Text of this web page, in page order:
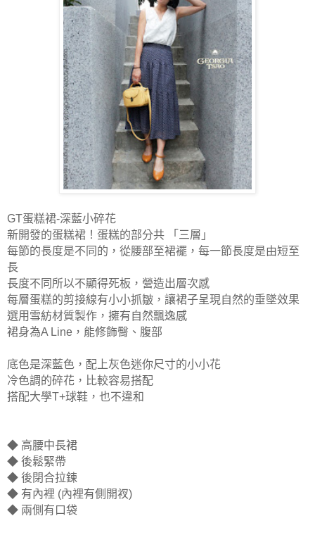
GT蛋糕裙-深藍小碎花
新開發的蛋糕裙！ 蛋糕的部分共 「 三層」
每節的長度是不同的，從腰部至裙襬，每一節長度是由短至
長
長度不同所以不顯得死板，營造出層次感
每層蛋糕的剪接線有小小抓皺，讓裙子呈現自然的垂墜效果
選用雪紡材質製作，擁有自然飄逸感
裙身為A Line，能修飾臀、腹部
底色是深藍色，配上灰色迷你尺寸的小小花
冷色調的碎花，比較容易搭配
搭配大學T+球鞋，也不違和
◆ 高腰中長裙
◆ 後鬆緊帶
◆ 後閉合拉鍊
◆ 有內裡 (內裡有側開衩)
◆ 兩側有口袋